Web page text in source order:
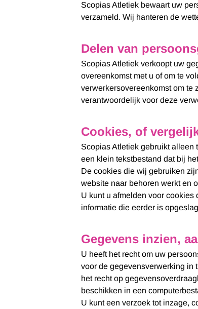
Scopias Atletiek bewaart uw
verzameld. Wij hanteren de
Delen van
Scopias Atletiek verkoopt uw
overeenkomst met u of om te
verwerkersovereenkomst om
verantwoordelijk voor deze
Cookies, of
Scopias Atletiek gebruikt
een klein tekstbestand dat bij
De cookies die wij gebruiken
website naar behoren werkt en
U kunt u afmelden voor
informatie die eerder is
Gegevens inzien,
U heeft het recht om uw
voor de gegevensverwerking in
het recht op
beschikken in een
U kunt een verzoek tot inzage,